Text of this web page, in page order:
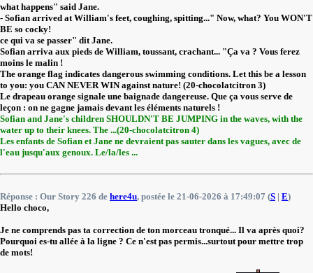
what happens" said Jane.
- Sofian arrived at William's feet, coughing, spitting..." Now, what? You WON'T
BE so cocky!
ce qui va se passer" dit Jane.
Sofian arriva aux pieds de William, toussant, crachant... "Ça va ? Vous ferez
moins le malin !
The orange flag indicates dangerous swimming conditions. Let this be a lesson
to you: you CAN NEVER WIN against nature! (20-chocolatcitron 3)
Le drapeau orange signale une baignade dangereuse. Que ça vous serve de
leçon : on ne gagne jamais devant les éléments naturels !
Sofian and Jane's children SHOULDN'T BE JUMPING in the waves, with the
water up to their knees. The ...(20-chocolatcitron 4)
Les enfants de Sofian et Jane ne devraient pas sauter dans les vagues, avec de
l'eau jusqu'aux genoux. Le/la/les ...
Réponse : Our Story 226 de here4u, postée le 21-06-2026 à 17:49:07 (S | E)
Hello choco,
Je ne comprends pas ta correction de ton morceau tronqué... Il va après quoi?
Pourquoi es-tu allée à la ligne ? Ce n'est pas permis...surtout pour mettre trop
de mots!